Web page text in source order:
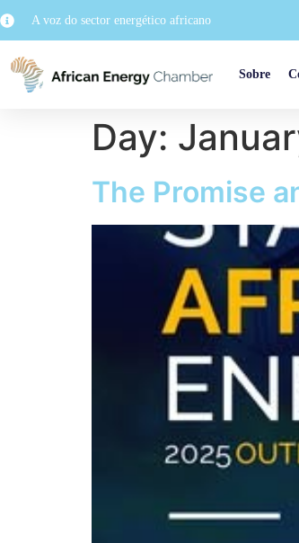
A voz do sector energético africano
Sobre
Day:
The Promise